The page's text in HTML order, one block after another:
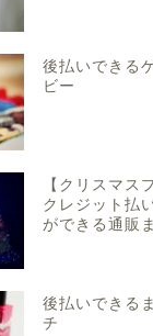
後払いできる
ビー
【クリスマス
クレジット払
ができる通販
後払いできる
チ